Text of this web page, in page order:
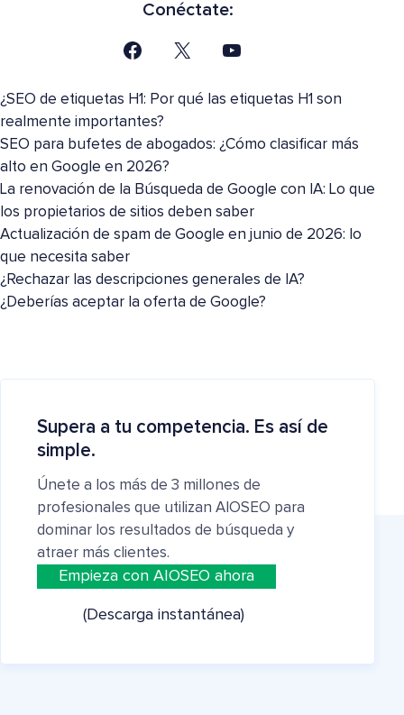
Conéctate:
¿SEO de etiquetas H1: Por qué las etiquetas H1 son
realmente importantes?
SEO para bufetes de abogados: ¿Cómo clasificar más
alto en Google en 2026?
La renovación de la Búsqueda de Google con IA: Lo que
los propietarios de sitios deben saber
Actualización de spam de Google en junio de 2026: lo
que necesita saber
¿Rechazar las descripciones generales de IA?
¿Deberías aceptar la oferta de Google?
Supera a tu competencia. Es así de
simple.
Únete a los más de 3 millones de
profesionales que utilizan AIOSEO para
dominar los resultados de búsqueda y
atraer más clientes.
Empieza con AIOSEO ahora
(Descarga instantánea)